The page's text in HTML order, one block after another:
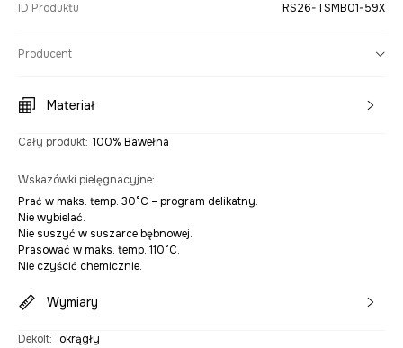
ID Produktu RS26-TSMB01-59X
Producent
Materiał
Cały produkt: 100% Bawełna
Wskazówki pielęgnacyjne:
Prać w maks. temp. 30°C – program delikatny.
Nie wybielać.
Nie suszyć w suszarce bębnowej.
Prasować w maks. temp. 110°C.
Nie czyścić chemicznie.
Wymiary
Dekolt:
okrągły